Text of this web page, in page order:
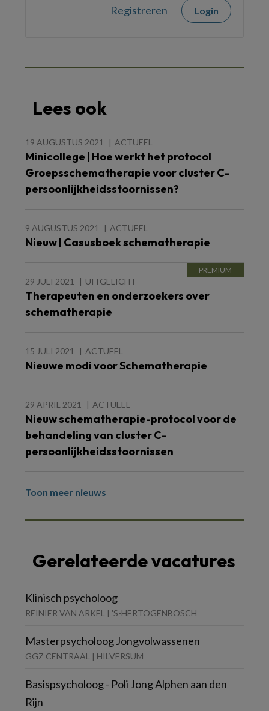
Registreren Login
Lees ook
19 AUGUSTUS 2021 ACTUEEL
Minicollege | Hoe werkt het protocol
Groepsschematherapie voor cluster C-
persoonlijkheidsstoornissen?
9 AUGUSTUS 2021 ACTUEEL
Nieuw | Casusboek schematherapie
29 JULI 2021 UITGELICHT
Therapeuten en onderzoekers over
schematherapie
15 JULI 2021 ACTUEEL
Nieuwe modi voor Schematherapie
29 APRIL 2021 ACTUEEL
Nieuw schematherapie-protocol voor de
behandeling van cluster C-
persoonlijkheidsstoornissen
Toon meer nieuws
Gerelateerde vacatures
Klinisch psycholoog
REINIER VAN ARKEL | 'S-HERTOGENBOSCH
Masterpsycholoog Jongvolwassenen
GGZ CENTRAAL | HILVERSUM
Basispsycholoog - Poli Jong Alphen aan den
Rijn